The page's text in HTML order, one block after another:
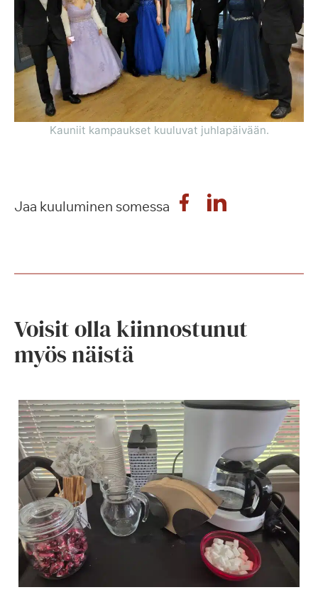
Kauniit kampaukset kuuluvat juhlapäivään.
Jaa kuuluminen somessa
Voisit olla kiinnostunut
myös näistä